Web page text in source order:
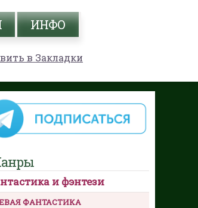
ИНФО
в Закладки
и фэнтези
ФАНТАСТИКА